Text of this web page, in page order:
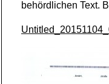
behördlichen Text.